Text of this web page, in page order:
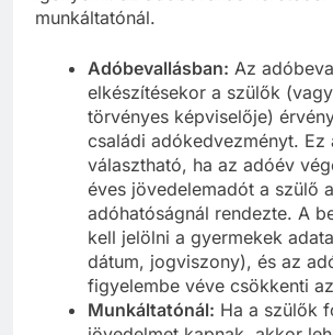
munkáltatónál.
Adóbevallásban: Az
elkészítésekor a szülők
törvényes képviselője)
családi adókedvezményt.
választható, ha az adóév
éves jövedelemadót a szülő
adóhatóságnál rendezte. A
kell jelölni a gyermekek
dátum, jogviszony), és az
figyelembe véve csökkenti
Munkáltatónál: Ha a szülők